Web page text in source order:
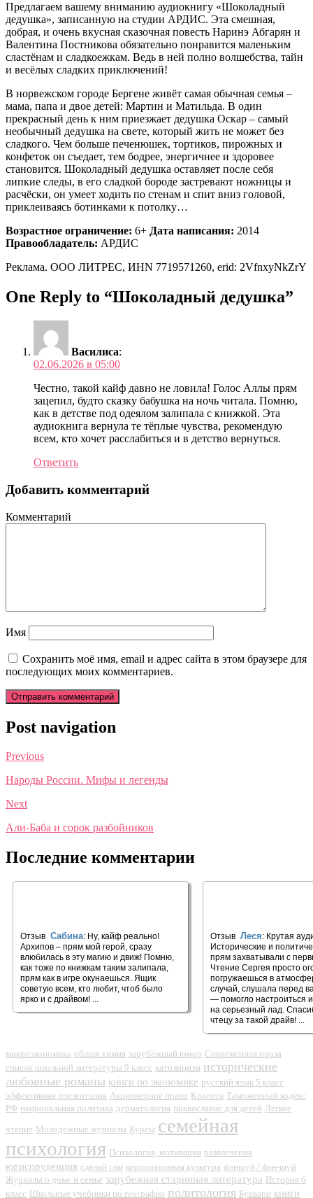
Предлагаем вашему вниманию аудиокнигу «Шоколадный
дедушка», записанную на студии АРДИС. Эта смешная,
добрая, и очень вкусная сказочная повесть Наринэ Абгарян и
Валентина Постникова обязательно понравится маленьким
сластёнам и сладкоежкам. Ведь в ней полно волшебства, тайн
и весёлых сладких приключений!
В норвежском городе Бергене живёт самая обычная семья –
мама, папа и двое детей: Мартин и Матильда. В один
прекрасный день к ним приезжает дедушка Оскар – самый
необычный дедушка на свете, который жить не может без
сладкого. Чем больше печенюшек, тортиков, пирожных и
конфеток он съедает, тем бодрее, энергичнее и здоровее
становится. Шоколадный дедушка оставляет после себя
липкие следы, в его сладкой бороде застревают ножницы и
расчёски, он умеет ходить по стенам и спит вниз головой,
приклеиваясь ботинками к потолку…
Возрастное ограничение: 6+ Дата написания: 2014
Правообладатель: АРДИС
Реклама. ООО ЛИТРЕС, ИНN 7719571260, erid: 2VfnxyNkZrY
One Reply to “Шоколадный дедушка”
Василиса:
02.06.2026 в 05:00
Честно, такой кайф давно не ловила! Голос Аллы прям
зацепил, будто сказку бабушка на ночь читала. Помню,
как в детстве под одеялом залипала с книжкой. Эта
аудиокнига вернула те тёплые чувства, рекомендую
всем, кто хочет расслабиться и в детство вернуться.
Ответить
Добавить комментарий
Комментарий
Имя
Сохранить моё имя, email и адрес сайта в этом браузере для
последующих моих комментариев.
Post navigation
Previous
Народы России. Мифы и легенды
Next
Али-Баба и сорок разбойников
Последние комментарии
Отзыв Сабина: Ну, кайф реально!
Архипов – прям мой герой, сразу
влюбилась в эту магию и движ! Помню,
как тоже по книжкам таким залипала,
прям как в игре окунаешься. Ящик
советую всем, кто любит, чтоб было
ярко и с драйвом! ...
Отзыв Леся: Крутая
Исторические и
прям захватывали с
Чтение Сергея просто
погружаешься в
случай, слушала перед
— помогло настроиться
на серьезный лад.
чтецу за такой драйв! ...
микроэкономика общая химия зарубежный юмор Современная проза
список школьной литературы 9 класс католицизм исторические
любовные романы книги по экономике русский язык 5 класс
эффективная презентация Акционерное право Красота Таможенный кодекс
РФ национальная политика дерматология православие для детей Лёгкое
чтение Молодежные журналы Курсы семейная
психология Психология, мотивация развлечения
юриспруденция сделай сам корпоративная культура фэншуй / фэн-шуй
Журналы о доме и семье зарубежная старинная литература История 6
класс Школьные учебники по географии политология Буквари книги